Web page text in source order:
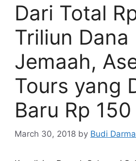
Dari Total
Triliun Dana
Jemaah,
Tours yang
Baru Rp
March 30, 2018 by Budi